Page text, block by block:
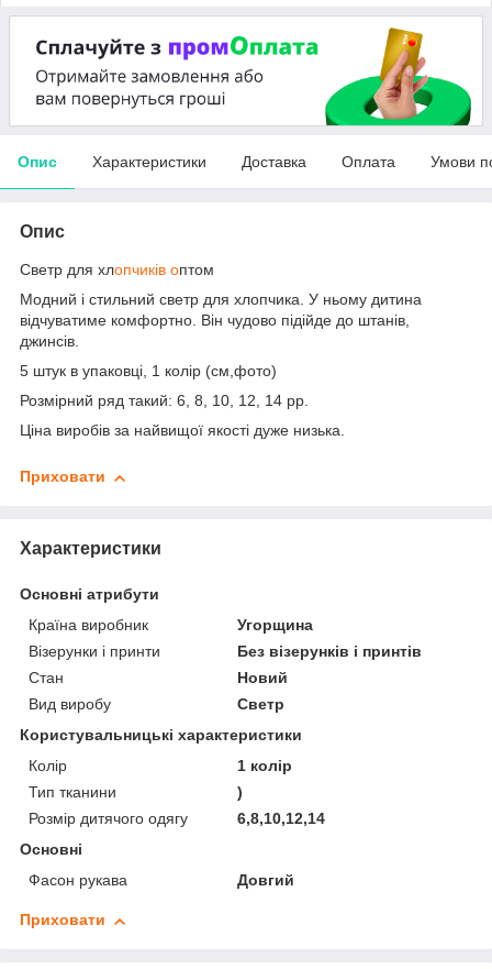
Опис Характеристики Доставка Оплата Умови
Опис
Светр для хлопчиків оптом
Модний і стильний светр для хлопчика. У ньому дитина
відчуватиме комфортно. Він чудово підійде до штанів,
джинсів.
5 штук в упаковці, 1 колір (см,фото)
Розмірний ряд такий: 6, 8, 10, 12, 14 рр.
Ціна виробів за найвищої якості дуже низька.
Приховати
Характеристики
Основні атрибути
Країна виробник
Угорщина
Візерунки і принти
Без візерунків і принтів
Стан
Новий
Вид виробу
Светр
Користувальницькі характеристики
Колір
1 колір
Тип тканини
)
Розмір дитячого одягу
6,8,10,12,14
Основні
Фасон рукава
Довгий
Приховати